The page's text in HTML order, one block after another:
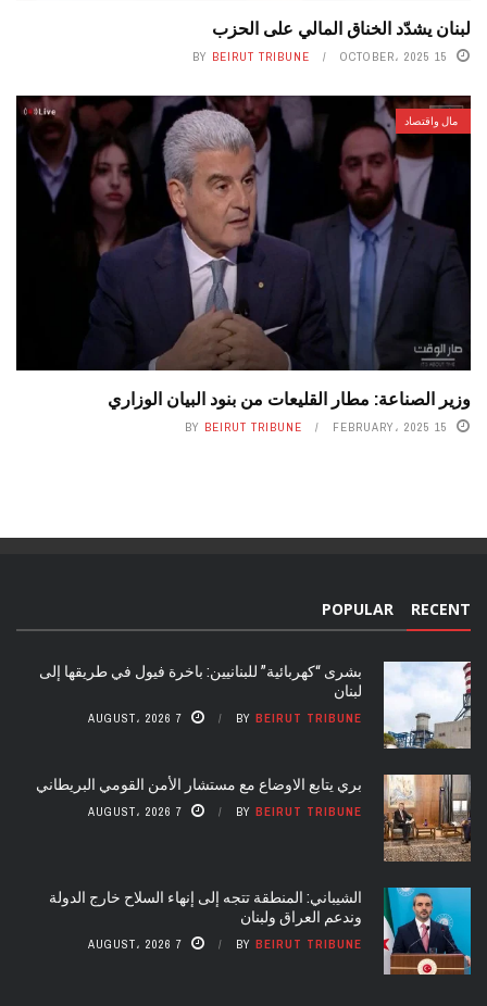
لبنان يشدّد الخناق المالي على الحزب
15 OCTOBER، 2025 BY BEIRUT TRIBUNE
مال واقتصاد
وزير الصناعة: مطار القليعات من بنود البيان الوزاري
15 FEBRUARY، 2025 BY BEIRUT TRIBUNE
RECENT
POPULAR
بشرى “كهربائية” للبنانيين: باخرة فيول في طريقها إلى
لبنان
BY BEIRUT TRIBUNE 7 AUGUST، 2026
بري يتابع الاوضاع مع مستشار الأمن القومي البريطاني
BY BEIRUT TRIBUNE 7 AUGUST، 2026
الشيباني: المنطقة تتجه إلى إنهاء السلاح خارج الدولة
وندعم العراق ولبنان
BY BEIRUT TRIBUNE 7 AUGUST، 2026